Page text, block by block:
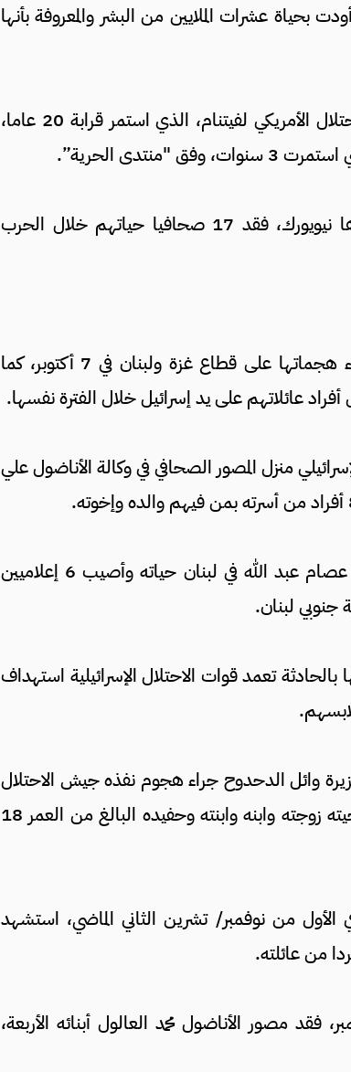
أودت بحياة عشرات الملايين من البشر والمعروفة بأنها
كما فقد 63 صحافيا حياتهم في الحرب خلال الاحتلال الأمريكي لفيتنام، الذي استمر قرابة 20 عاما،
وكذلك، بحسب لجنة حماية الصحافيين، ومقرها نيويورك، فقد 17 صحافيا حياتهم خلال الحرب
اتجهت إسرائيل إلى استهداف الصحافيين مع بدء هجماتها على قطاع غزة ولبنان في 7 أكتوبر، كما
عائلاتهم على يد إسرائيل خلال الفترة نفسها.
منزل المصور الصحافي في وكالة الأناضول علي
وفي التاريخ نفسه، فقد مصور وكالة رويترز للأنباء عصام عبد الله في لبنان حياته وأصيب 6 إعلاميين
جنوبي لبنان.
تعمد قوات الاحتلال الإسرائيلية استهداف
وائل الدحدوح جراء هجوم نفذه جيش الاحتلال
الإسرائيلي على قطاع غزة في 23 أكتوبر، فراح ضحيته زوجته وابنه وابنته وحفيده البالغ من العمر 18
من نوفمبر/ تشرين الثاني الماضي، استشهد
مصور الأناضول محمد العالول أبنائه الأربعة،